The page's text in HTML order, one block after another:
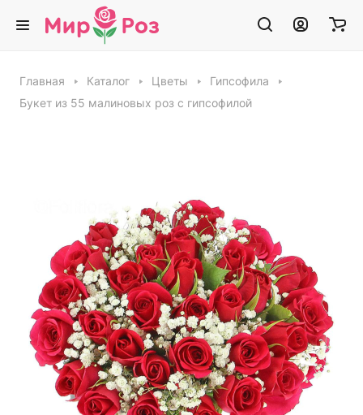
Главная Каталог Цветы
Гипсофила
Букет из 55 малиновых роз с гипсофилой